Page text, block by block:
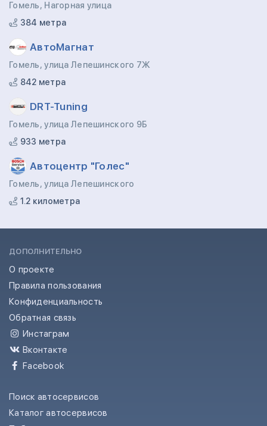
Гомель, Нагорная улица
384 метра
АвтоМагнат
Гомель, улица Лепешинского 7Ж
842 метра
DRT-Tuning
Гомель, улица Лепешинского 9Б
933 метра
Автоцентр "Голес"
Гомель, улица Лепешинского
1.2 километра
ДОПОЛНИТЕЛЬНО
О проекте
Правила пользования
Конфиденциальность
Обратная связь
Инстаграм
Вконтакте
Facebook
Поиск автосервисов
Каталог автосервисов